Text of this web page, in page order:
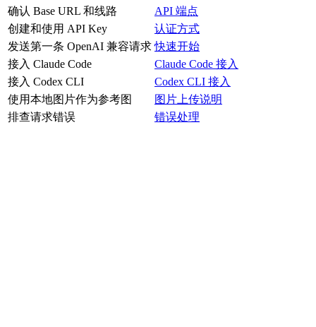
确认 Base URL 和线路
API 端点
创建和使用 API Key
认证方式
发送第一条 OpenAI 兼容请求 快速开始
接入 Claude Code
Claude Code 接入
接入 Codex CLI
Codex CLI 接入
使用本地图片作为参考图
图片上传说明
排查请求错误
错误处理